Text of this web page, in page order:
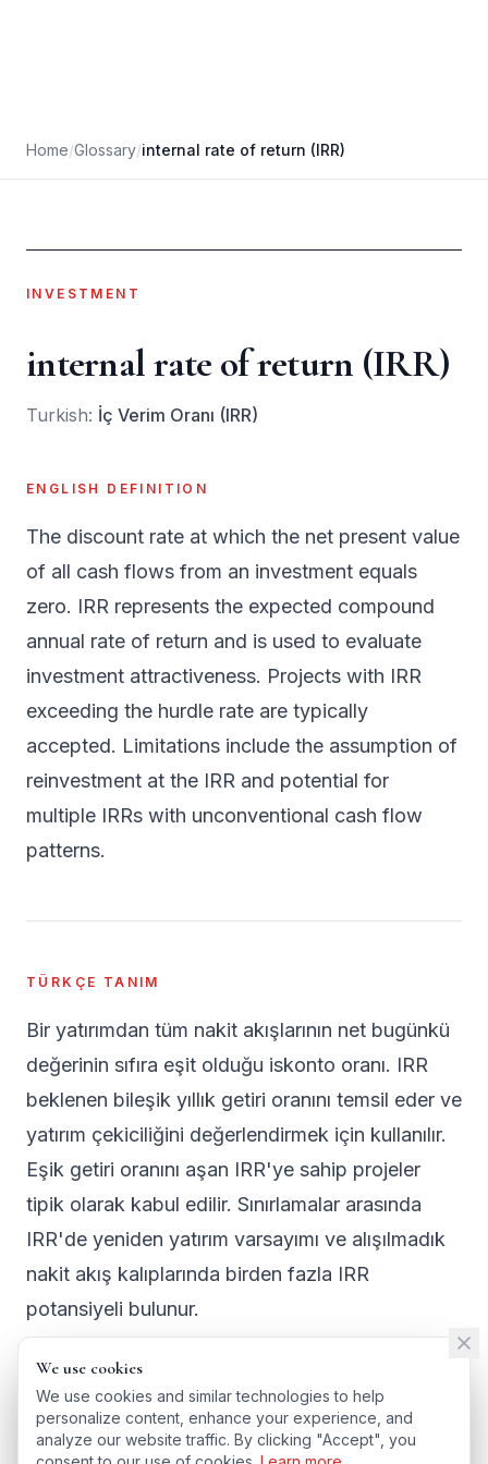
Home/Glossary/internal rate of return (IRR)
INVESTMENT
internal rate of return (IRR)
Turkish: İç Verim Oranı (IRR)
ENGLISH DEFINITION
The discount rate at which the net present value
of all cash flows from an investment equals
zero. IRR represents the expected compound
annual rate of return and is used to evaluate
investment attractiveness. Projects with IRR
exceeding the hurdle rate are typically
accepted. Limitations include the assumption of
reinvestment at the IRR and potential for
multiple IRRs with unconventional cash flow
patterns.
TÜRKÇE TANIM
Bir yatırımdan tüm nakit akışlarının net bugünkü
değerinin sıfıra eşit olduğu iskonto oranı. IRR
beklenen bileşik yıllık getiri oranını temsil eder ve
yatırım çekiciliğini değerlendirmek için kullanılır.
Eşik getiri oranını aşan IRR'ye sahip projeler
tipik olarak kabul edilir. Sınırlamalar arasında
IRR'de yeniden yatırım varsayımı ve alışılmadık
nakit akış kalıplarında birden fazla IRR
potansiyeli bulunur.
← BACK TO GLOSSARY
TÜRKÇE VERSIYONU
We use cookies
We use cookies and similar technologies to help
personalize content, enhance your experience, and
analyze our website traffic. By clicking "Accept", you
We use cookies
We use cookies and similar technologies to help
personalize content, enhance your experience, and
analyze our website traffic. By clicking "Accept", you